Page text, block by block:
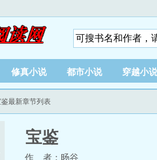
修真小说 都市小说 穿越小说
最新章节列表
宝鉴
作 者：旸谷